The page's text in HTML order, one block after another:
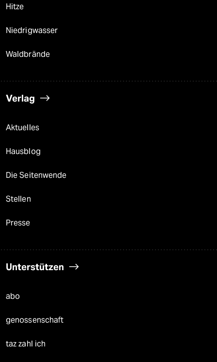
Hitze
Niedrigwasser
Waldbrände
Verlag
Aktuelles
Hausblog
Die Seitenwende
Stellen
Presse
Unterstützen
abo
genossenschaft
taz zahl ich